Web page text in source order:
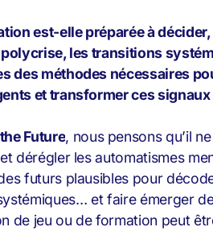
est-elle préparée à
les transitions
des méthodes nécessaires
et transformer ces signaux
Future, nous pensons qu’il
dérégler les automatismes
futurs plausibles pour
et faire émerger
de jeu ou de formation peut